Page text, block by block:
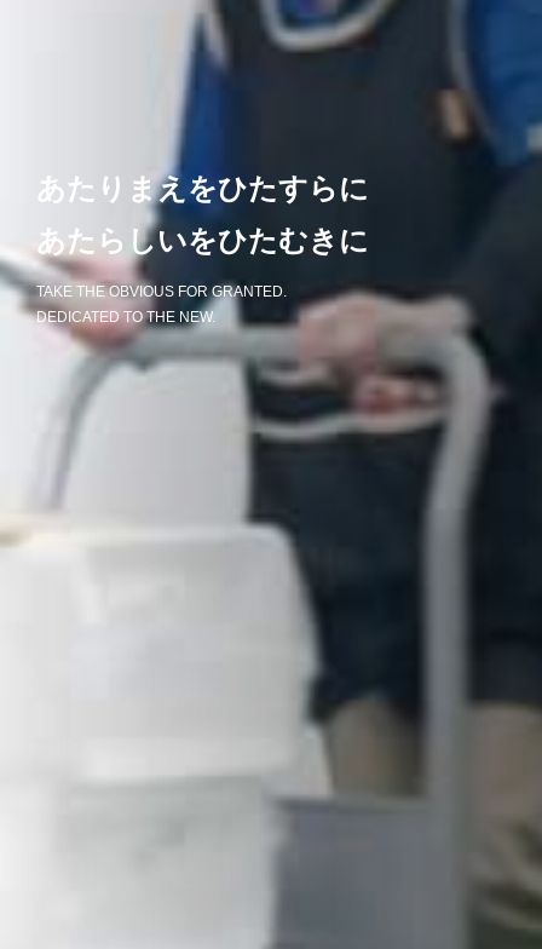
あたりまえをひたすらに
あたらしいをひたむきに
TAKE THE OBVIOUS FOR GRANTED.
DEDICATED TO THE NEW.